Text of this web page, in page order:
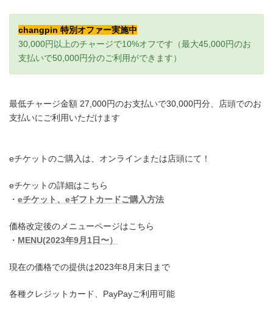
changpin 特別オファー実施中
30,000円以上のチャージで10%オフです（最大45,000円のお
支払いで50,000円分のご利用ができます）
最低チャージ金額 27,000円のお支払いで30,000円分、店頭でのお
支払いにご利用いただけます
eチケットのご購入は、オンラインまたは店頭にて！
eチケットの詳細はこちら
・ eチケット、eギフトカードご購入方法
価格改定後のメニューページはこちら
・ MENU(2023年9月1日〜）
現在の価格での提供は2023年8月末日まで
各種クレジットカード、PayPayご利用可能